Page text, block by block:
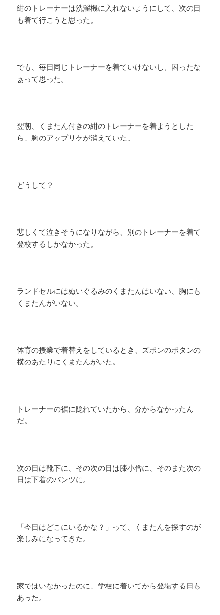
紺のトレーナーは洗濯機に入れないようにして、次の日
も着て行こうと思った。
でも、毎日同じトレーナーを着ていけないし、困ったな
ぁって思った。
翌朝、くまたん付きの紺のトレーナーを着ようとした
ら、胸のアップリケが消えていた。
どうして？
悲しくて泣きそうになりながら、別のトレーナーを着て
登校するしかなかった。
ランドセルにはぬいぐるみのくまたんはいない、胸にも
くまたんがいない。
体育の授業で着替えをしているとき、ズボンのボタンの
横のあたりにくまたんがいた。
トレーナーの裾に隠れていたから、分からなかったん
だ。
次の日は靴下に、その次の日は膝小僧に、そのまた次の
日は下着のパンツに。
「今日はどこにいるかな？」って、くまたんを探すのが
楽しみになってきた。
家ではいなかったのに、学校に着いてから登場する日も
あった。